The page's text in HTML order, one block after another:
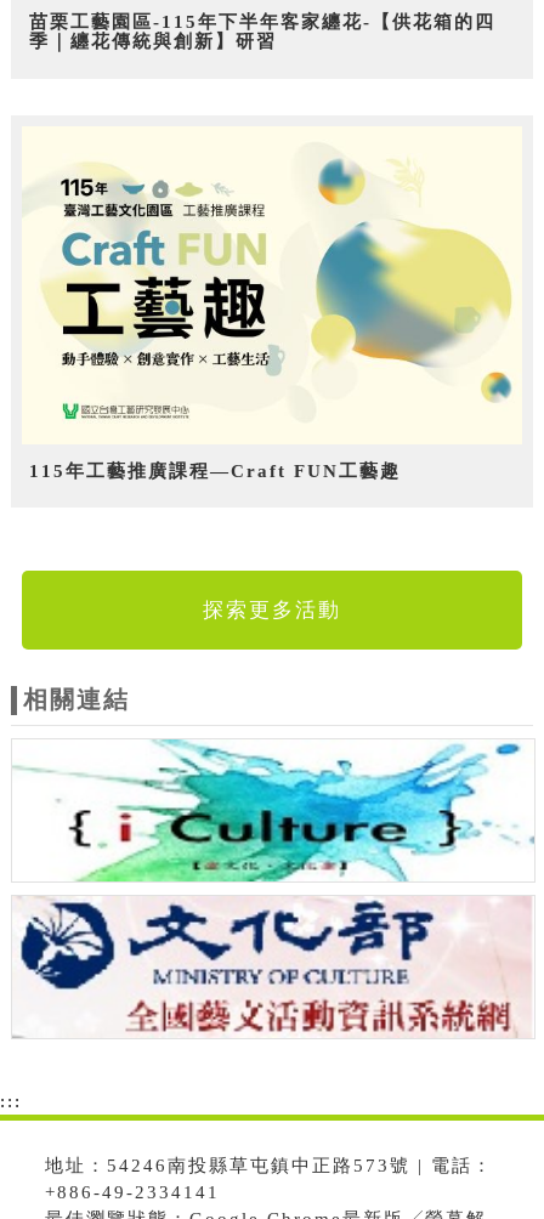
苗栗工藝園區-115年下半年客家纏花-【供花箱的四
季｜纏花傳統與創新】研習
115年工藝推廣課程—Craft FUN工藝趣
探索更多活動
相關連結
:::
地址：54246南投縣草屯鎮中正路573號 | 電話：
+886-49-2334141